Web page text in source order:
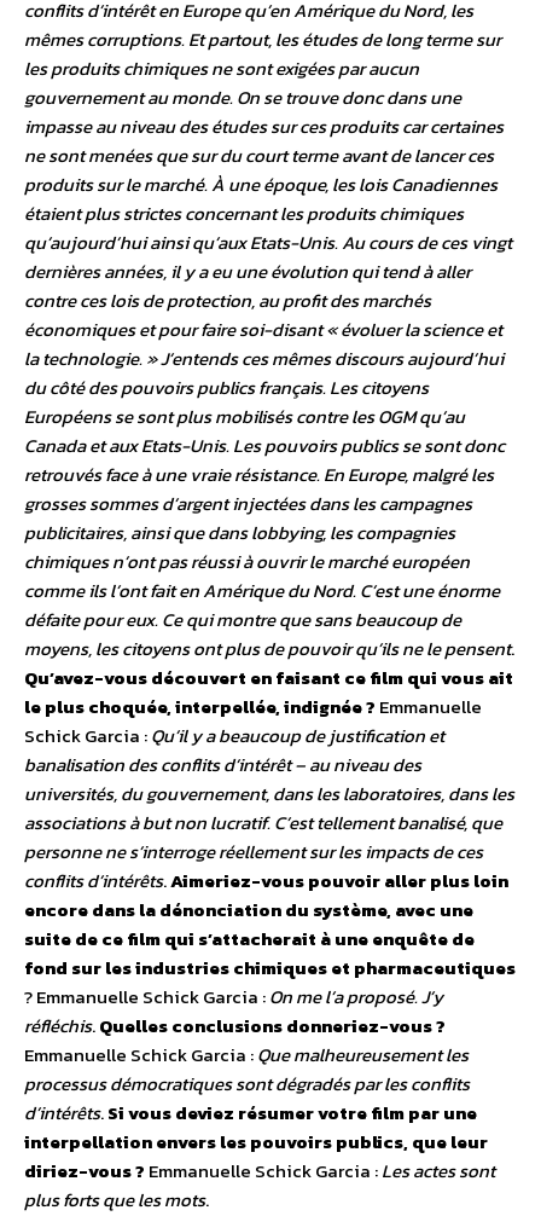
conflits d’intérêt en Europe qu’en Amérique du Nord, les
mêmes corruptions. Et partout, les études de long terme sur
les produits chimiques ne sont exigées par aucun
gouvernement au monde. On se trouve donc dans une
impasse au niveau des études sur ces produits car certaines
ne sont menées que sur du court terme avant de lancer ces
produits sur le marché. À une époque, les lois Canadiennes
étaient plus strictes concernant les produits chimiques
qu’aujourd’hui ainsi qu’aux Etats-Unis. Au cours de ces vingt
dernières années, il y a eu une évolution qui tend à aller
contre ces lois de protection, au profit des marchés
économiques et pour faire soi-disant « évoluer la science et
la technologie. » J’entends ces mêmes discours aujourd’hui
du côté des pouvoirs publics français. Les citoyens
Européens se sont plus mobilisés contre les OGM qu’au
Canada et aux Etats-Unis. Les pouvoirs publics se sont donc
retrouvés face à une vraie résistance. En Europe, malgré les
grosses sommes d’argent injectées dans les campagnes
publicitaires, ainsi que dans lobbying, les compagnies
chimiques n’ont pas réussi à ouvrir le marché européen
comme ils l’ont fait en Amérique du Nord. C’est une énorme
défaite pour eux. Ce qui montre que sans beaucoup de
moyens, les citoyens ont plus de pouvoir qu’ils ne le pensent.
Qu’avez-vous découvert en faisant ce film qui vous ait
le plus choquée, interpellée, indignée ? Emmanuelle
Schick Garcia :Qu’il y a beaucoup de justification et
banalisation des conflits d’intérêt – au niveau des
universités, du gouvernement, dans les laboratoires, dans les
associations à but non lucratif. C’est tellement banalisé, que
personne ne s’interroge réellement sur les impacts de ces
conflits d’intérêts.Aimeriez-vous pouvoir aller plus loin
encore dans la dénonciation du système, avec une
suite de ce film qui s’attacherait à une enquête de
fond sur les industries chimiques et pharmaceutiques
? Emmanuelle Schick Garcia :On me l’a proposé. J’y
réfléchis.Quelles conclusions donneriez-vous ?
Emmanuelle Schick Garcia :Que malheureusement les
processus démocratiques sont dégradés par les conflits
d’intérêts.Si vous deviez résumer votre film par une
interpellation envers les pouvoirs publics, que leur
diriez-vous ? Emmanuelle Schick Garcia :Les actes sont
plus forts que les mots.